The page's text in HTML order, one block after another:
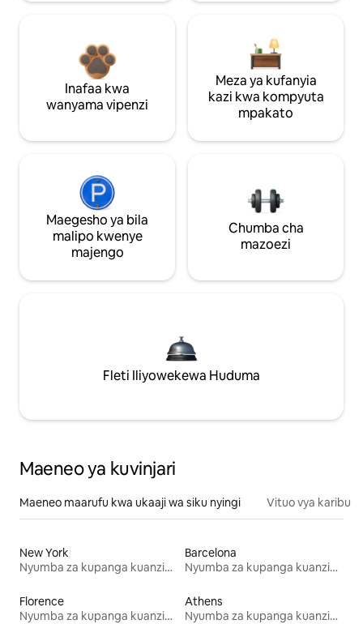
Inafaa kwa
wanyama vipenzi
Meza ya kufanyia
kazi kwa kompyuta
mpakato
Maegesho ya bila
malipo kwenye
majengo
Chumba cha
mazoezi
Fleti Iliyowekewa Huduma
Maeneo ya kuvinjari
Maeneo maarufu kwa ukaaji wa siku nyingi Vituo vya karibu
New York
Nyumba za kupanga kuanzia mwezi mmoja
Barcelona
Nyumba za kupanga kuanzia mwezi mmoja
Florence
Nyumba za kupanga kuanzia mwezi mmoja
Athens
Nyumba za kupanga kuanzia mwezi mmoja